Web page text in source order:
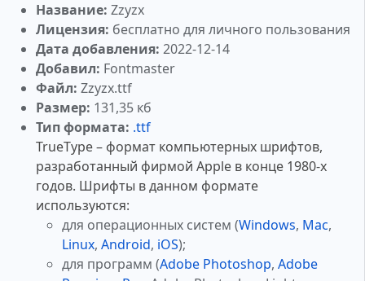
Название: Zzyzx
Лицензия: бесплатно для личного пользования
Дата добавления: 2022-12-14
Добавил: Fontmaster
Файл: Zzyzx.ttf
Размер: 131,35 кб
Тип формата: .ttf
TrueType – формат компьютерных шрифтов,
разработанный фирмой Apple в конце 1980-х
годов. Шрифты в данном формате
используются:
для операционных систем (Windows, Mac,
Linux, Android, iOS);
для программ (Adobe Photoshop, Adobe